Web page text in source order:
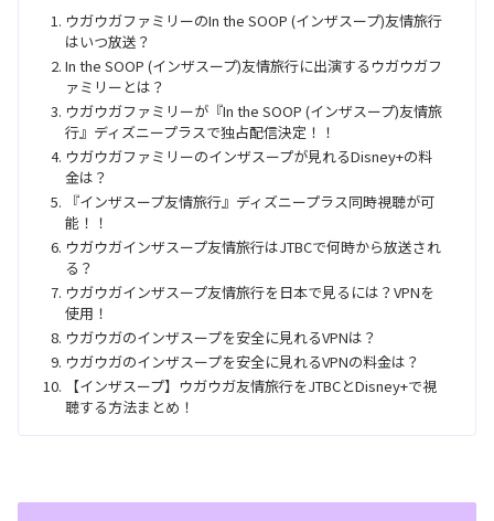
ウガウガファミリーのIn the SOOP (インザスープ)友情旅行
はいつ放送？
In the SOOP (インザスープ)友情旅行に出演するウガウガフ
ァミリーとは？
ウガウガファミリーが『In the SOOP (インザスープ)友情旅
行』ディズニープラスで独占配信決定！！
ウガウガファミリーのインザスープが見れるDisney+の料
金は？
『インザスープ友情旅行』ディズニープラス同時視聴が可
能！！
ウガウガインザスープ友情旅行はJTBCで何時から放送され
る？
ウガウガインザスープ友情旅行を日本で見るには？VPNを
使用！
ウガウガのインザスープを安全に見れるVPNは？
ウガウガのインザスープを安全に見れるVPNの料金は？
【インザスープ】ウガウガ友情旅行をJTBCとDisney+で視
聴する方法まとめ！